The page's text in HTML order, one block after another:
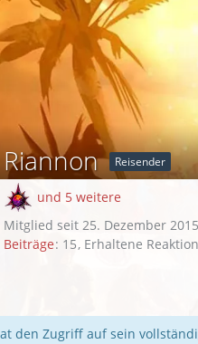
Riannon Reisender
und 5 weitere
Mitglied seit 25. Dezember 2015
Beiträge 15 Erhaltene
den Zugriff auf sein